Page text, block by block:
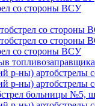
со стороны ВСУ
со стороны
со стороны
со стороны ВСУ
р-ны) артобстрелы
р-ны) артобстрелы
больницы №5,